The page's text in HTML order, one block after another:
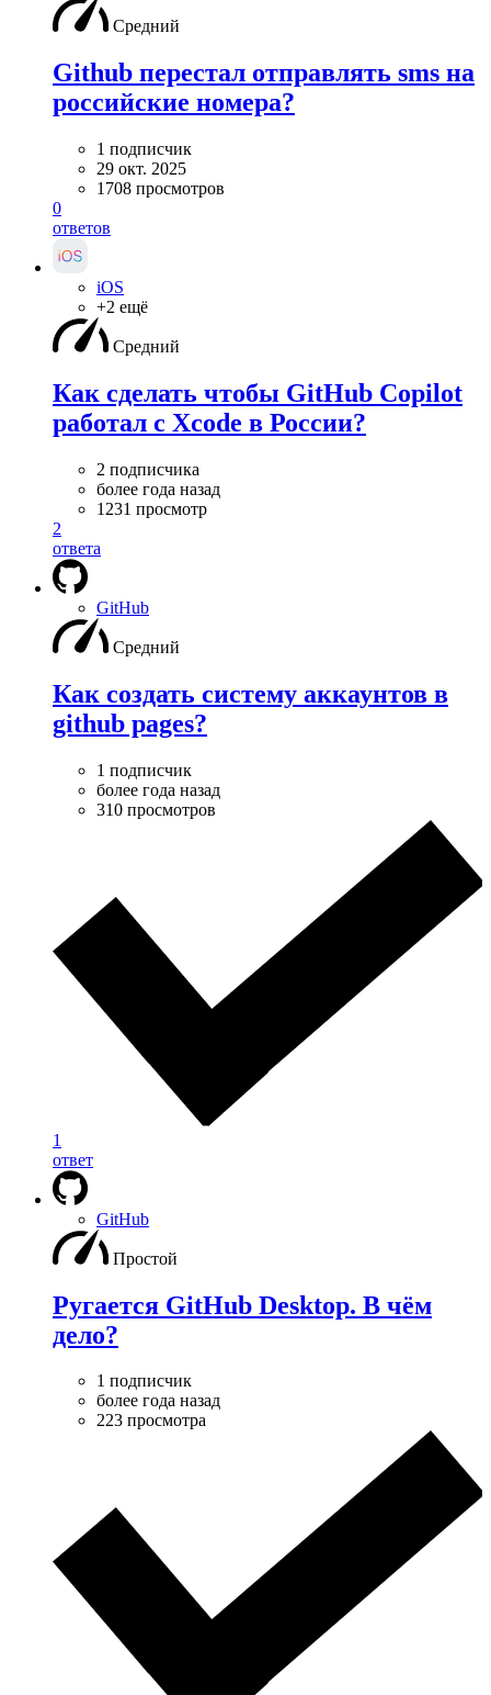
Средний
Github перестал отправлять sms на
российские номера?
1 подписчик
29 окт. 2025
1708 просмотров
0
ответов
iOS
+2 ещё
Средний
Как сделать чтобы GitHub Copilot
работал с Xcode в России?
2 подписчика
более года назад
1231 просмотр
2
ответа
GitHub
Средний
Как создать систему аккаунтов в
github pages?
1 подписчик
более года назад
310 просмотров
1
ответ
GitHub
Простой
Ругается GitHub Desktop. В чём
дело?
1 подписчик
более года назад
223 просмотра